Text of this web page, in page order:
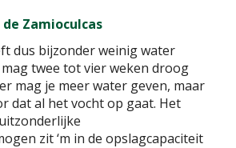
Zamioculcas
dus bijzonder weinig water
twee tot vier weken droog
mag je meer water geven, maar
dat al het vocht op gaat. Het
zit ‘m in de opslagcapaciteit